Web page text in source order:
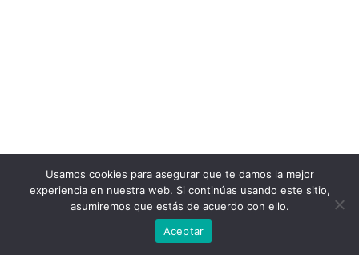
Usamos cookies para asegurar que te damos la mejor
experiencia en nuestra web. Si continúas usando este sitio,
asumiremos que estás de acuerdo con ello.
Aceptar